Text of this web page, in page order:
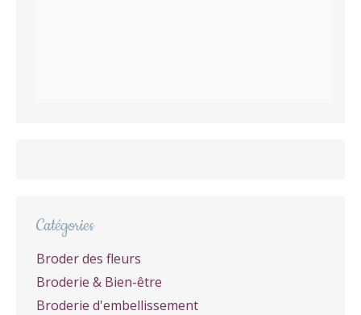
Catégories
Broder des fleurs
Broderie & Bien-être
Broderie d'embellissement